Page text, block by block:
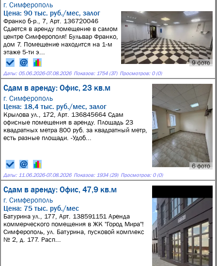
г. Симферополь
9 фото
Цена: 90 тыс. руб./мес, залог
Франко б-р., 7, Арт. 136720046
Сдается в аренду помещение в самом
центре Симферополя! Бульвар Франко,
дом 7. Помещение находится на 1-м
этаже 5-ти э...
Даты: 05.06.2026-07.08.2026 Показов: 1754 (37) Просмотров: 0 (0)
Сдам в аренду: Офис, 23 кв.м
г. Симферополь
6 фото
Цена: 18,4 тыс. руб./мес, залог
Крылова ул., 172, Арт. 136845664 Сдам
офисные помещения в аренду. Площадь 23
квадратных метра 800 руб. за квадратный метр,
есть разные площади. -Удоб...
Даты: 11.06.2026-07.08.2026 Показов: 1934 (29) Просмотров: 0 (0)
Сдам в аренду: Офис, 47,9 кв.м
г. Симферополь
Цена: 75 тыс. руб./мес
Батурина ул., 177, Арт. 138591151 Аренда
коммерческого помещения в ЖК "Город Мира"!
Симферополь, ул. Батурина, пусковой комплекс
№ 2, д. 177. Расп...